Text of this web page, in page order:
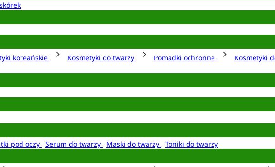
koreańskie Kosmetyki do twarzy Pomadki ochronne
Kosmetyki
pod oczy Serum do twarzy Maski do twarzy
Toniki do twarzy